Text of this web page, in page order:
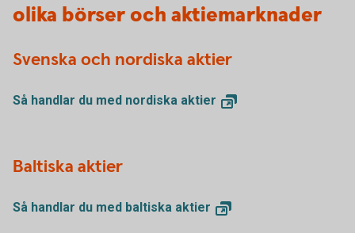
olika börser och aktiemarknader
Svenska och nordiska aktier
Så handlar du med nordiska aktier
Baltiska aktier
Så handlar du med baltiska aktier